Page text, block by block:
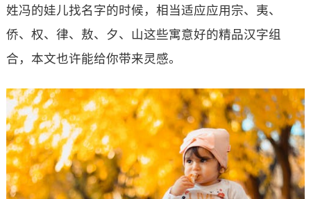
姓冯的娃儿找名字的时候，相当适应应用宗、夷、
侨、权、律、敖、夕、山这些寓意好的精品汉字组
合，本文也许能给你带来灵感。